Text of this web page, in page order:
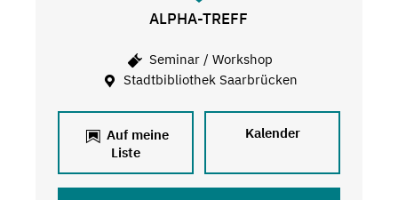
ALPHA-TREFF
Seminar / Workshop
Stadtbibliothek Saarbrücken
Auf meine
Liste
Kalender